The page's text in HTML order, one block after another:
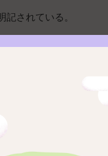
されている。
セルポリシーに記
ース開始前に却下さ
更新の拒否による
が明記されていなけ